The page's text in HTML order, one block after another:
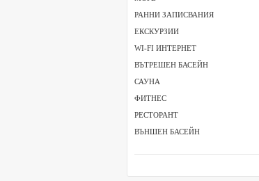
РАННИ ЗАПИСВАНИЯ
ЕКСКУРЗИИ
WI-FI ИНТЕРНЕТ
ВЪТРЕШЕН БАСЕЙН
САУНА
ФИТНЕС
РЕСТОРАНТ
ВЪНШЕН БАСЕЙН